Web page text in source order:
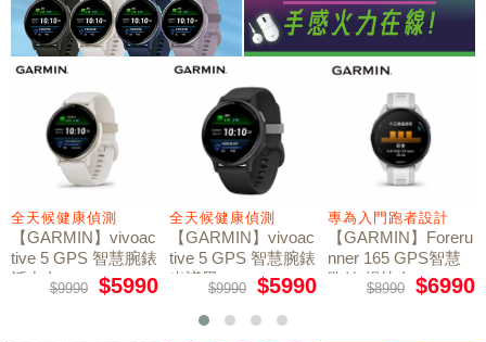
全天候健康偵測
【GARMIN】vivoac
tive 5 GPS 智慧腕錶
活力白
$9990 $5990
全天候健康偵測
【GARMIN】vivoac
tive 5 GPS 智慧腕錶
光譜黑
$9990 $5990
專為入門跑者設計
【GARMIN】Foreru
nner 165 GPS智慧
跑錶 暢快白
$8990 $6990